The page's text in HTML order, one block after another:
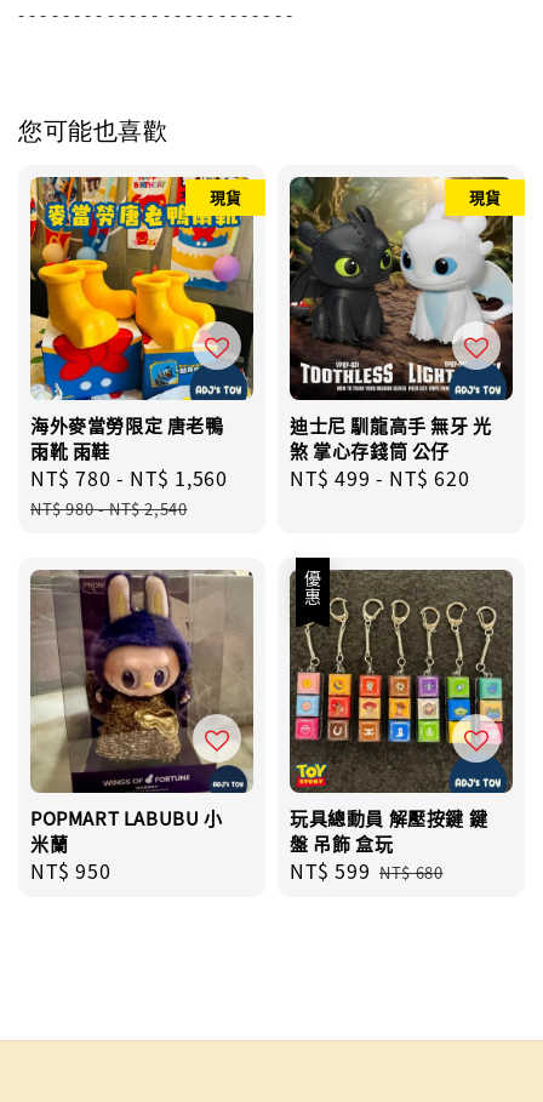
- - - - - - - - - - - - - - - - - - - - - - - - -
您可能也喜歡
現貨
海外麥當勞限定 唐老鴨
雨靴 雨鞋
Sale
price
NT$ 780 - NT$ 1,560
Regular
NT$ 980-NT$ 2,540
現貨
迪士尼 馴龍高手 無牙 光
煞 掌心存錢筒 公仔
Regular
NT$ 499 - NT$ 620
POPMART LABUBU 小
米蘭
Regular
NT$ 950
優惠
玩具總動員 解壓按鍵 鍵
盤 吊飾 盒玩
Sale
NT$ 599 Regular
NT$ 680